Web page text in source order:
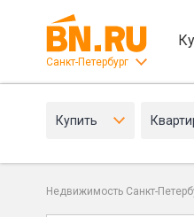
Санкт-Петербург
Купить
Недвижимость Санкт-